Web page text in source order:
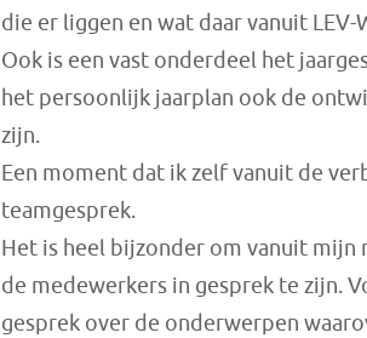
die er liggen en wat daar vanuit
Ook is een vast onderdeel het
het persoonlijk jaarplan ook de
zijn.
Een moment dat ik zelf vanuit de
teamgesprek.
Het is heel bijzonder om vanuit
de medewerkers in gesprek te zijn.
gesprek over de onderwerpen